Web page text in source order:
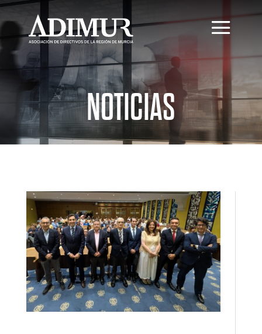
NOTICIAS